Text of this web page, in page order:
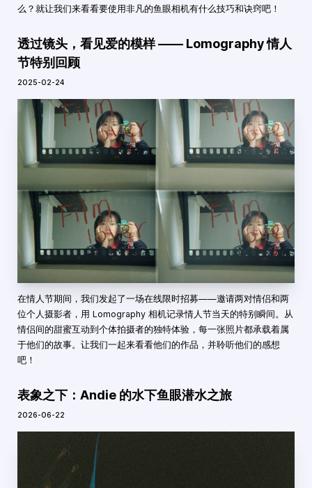
么？就让我们来看看要使用非凡的鱼眼相机有什么技巧和诀窍吧！
透过镜头，看见爱的模样 —— Lomography 情人
节特别回顾
2025-02-24
在情人节期间，我们发起了一场在线限时招募——邀请两对情侣和两
位个人摄影者，用 Lomography 相机记录情人节当天的特别瞬间。从
情侣间的甜蜜互动到个体拍摄者的独特体验，每一张照片都承载着属
于他们的故事。让我们一起来看看他们的作品，并聆听他们的感想
吧！
表象之下：Andie 的水下鱼眼潜水之旅
2026-06-22